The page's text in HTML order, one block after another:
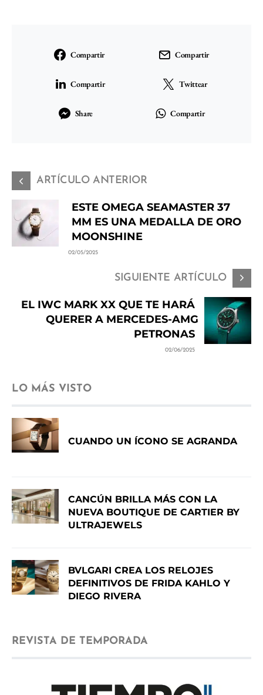
Compartir Compartir
Compartir Twittear
Share Compartir
ARTÍCULO ANTERIOR
ESTE OMEGA SEAMASTER 37
MM ES UNA MEDALLA DE ORO
MOONSHINE
02/05/2025
SIGUIENTE ARTÍCULO
EL IWC MARK XX QUE TE HARÁ
QUERER A MERCEDES-AMG
PETRONAS
02/06/2025
LO MÁS VISTO
CUANDO UN ÍCONO SE AGRANDA
CANCÚN BRILLA MÁS CON LA
NUEVA BOUTIQUE DE CARTIER BY
ULTRAJEWELS
BVLGARI CREA LOS RELOJES
DEFINITIVOS DE FRIDA KAHLO Y
DIEGO RIVERA
REVISTA DE TEMPORADA